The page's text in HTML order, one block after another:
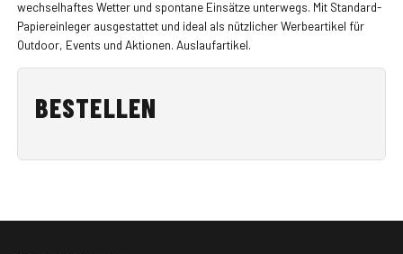
wechselhaftes Wetter und spontane Einsätze unterwegs. Mit Standard-
Papiereinleger ausgestattet und ideal als nützlicher Werbeartikel für
Outdoor, Events und Aktionen. Auslaufartikel.
BESTELLEN